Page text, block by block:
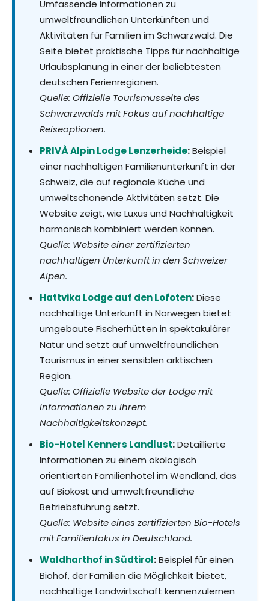
Umfassende Informationen zu
umweltfreundlichen Unterkünften und
Aktivitäten für Familien im Schwarzwald. Die
Seite bietet praktische Tipps für nachhaltige
Urlaubsplanung in einer der beliebtesten
deutschen Ferienregionen.
Quelle: Offizielle Tourismusseite des
Schwarzwalds mit Fokus auf nachhaltige
Reiseoptionen.
PRIVÀ Alpin Lodge Lenzerheide:Beispiel
einer nachhaltigen Familienunterkunft in der
Schweiz, die auf regionale Küche und
umweltschonende Aktivitäten setzt. Die
Website zeigt, wie Luxus und Nachhaltigkeit
harmonisch kombiniert werden können.
Quelle: Website einer zertifizierten
nachhaltigen Unterkunft in den Schweizer
Alpen.
Hattvika Lodge auf den Lofoten:Diese
nachhaltige Unterkunft in Norwegen bietet
umgebaute Fischerhütten in spektakulärer
Natur und setzt auf umweltfreundlichen
Tourismus in einer sensiblen arktischen
Region.
Quelle: Offizielle Website der Lodge mit
Informationen zu ihrem
Nachhaltigkeitskonzept.
Bio-Hotel Kenners Landlust:Detaillierte
Informationen zu einem ökologisch
orientierten Familienhotel im Wendland, das
auf Biokost und umweltfreundliche
Betriebsführung setzt.
Quelle: Website eines zertifizierten Bio-Hotels
mit Familienfokus in Deutschland.
Waldharthof in Südtirol:Beispiel für einen
Biohof, der Familien die Möglichkeit bietet,
nachhaltige Landwirtschaft kennenzulernen